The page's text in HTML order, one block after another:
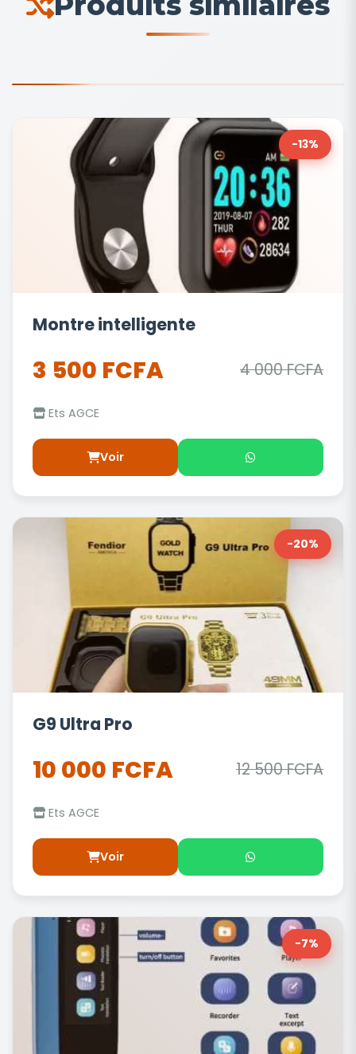
-13%
Montre intelligente
3 500 FCFA 4 000 FCFA
Ets AGCE
Voir
-20%
G9 Ultra Pro
10 000 FCFA 12 500 FCFA
Ets AGCE
Voir
-7%